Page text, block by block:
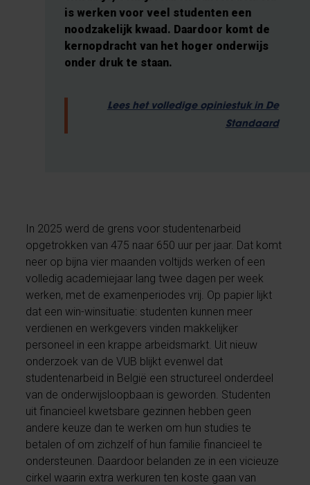
is werken voor veel studenten een
noodzakelijk kwaad. Daardoor komt de
kernopdracht van het hoger onderwijs
onder druk te staan.
Lees het volledige opiniestuk in De
Standaard
In 2025 werd de grens voor studentenarbeid
opgetrokken van 475 naar 650 uur per jaar. Dat komt
neer op bijna vier maanden voltijds werken of een
volledig academiejaar lang twee dagen per week
werken, met de examenperiodes vrij. Op papier lijkt
dat een win-winsituatie: studenten kunnen meer
verdienen en werkgevers vinden makkelijker
personeel in een krappe arbeidsmarkt. Uit nieuw
onderzoek van de VUB blijkt evenwel dat
studentenarbeid in België een structureel onderdeel
van de onderwijsloopbaan is geworden. Studenten
uit financieel kwetsbare gezinnen hebben geen
andere keuze dan te werken om hun studies te
betalen of om zichzelf of hun familie financieel te
ondersteunen. Daardoor belanden ze in een vicieuze
cirkel waarin extra werkuren ten koste gaan van